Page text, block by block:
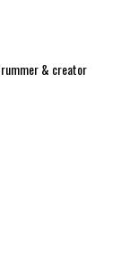
& creator